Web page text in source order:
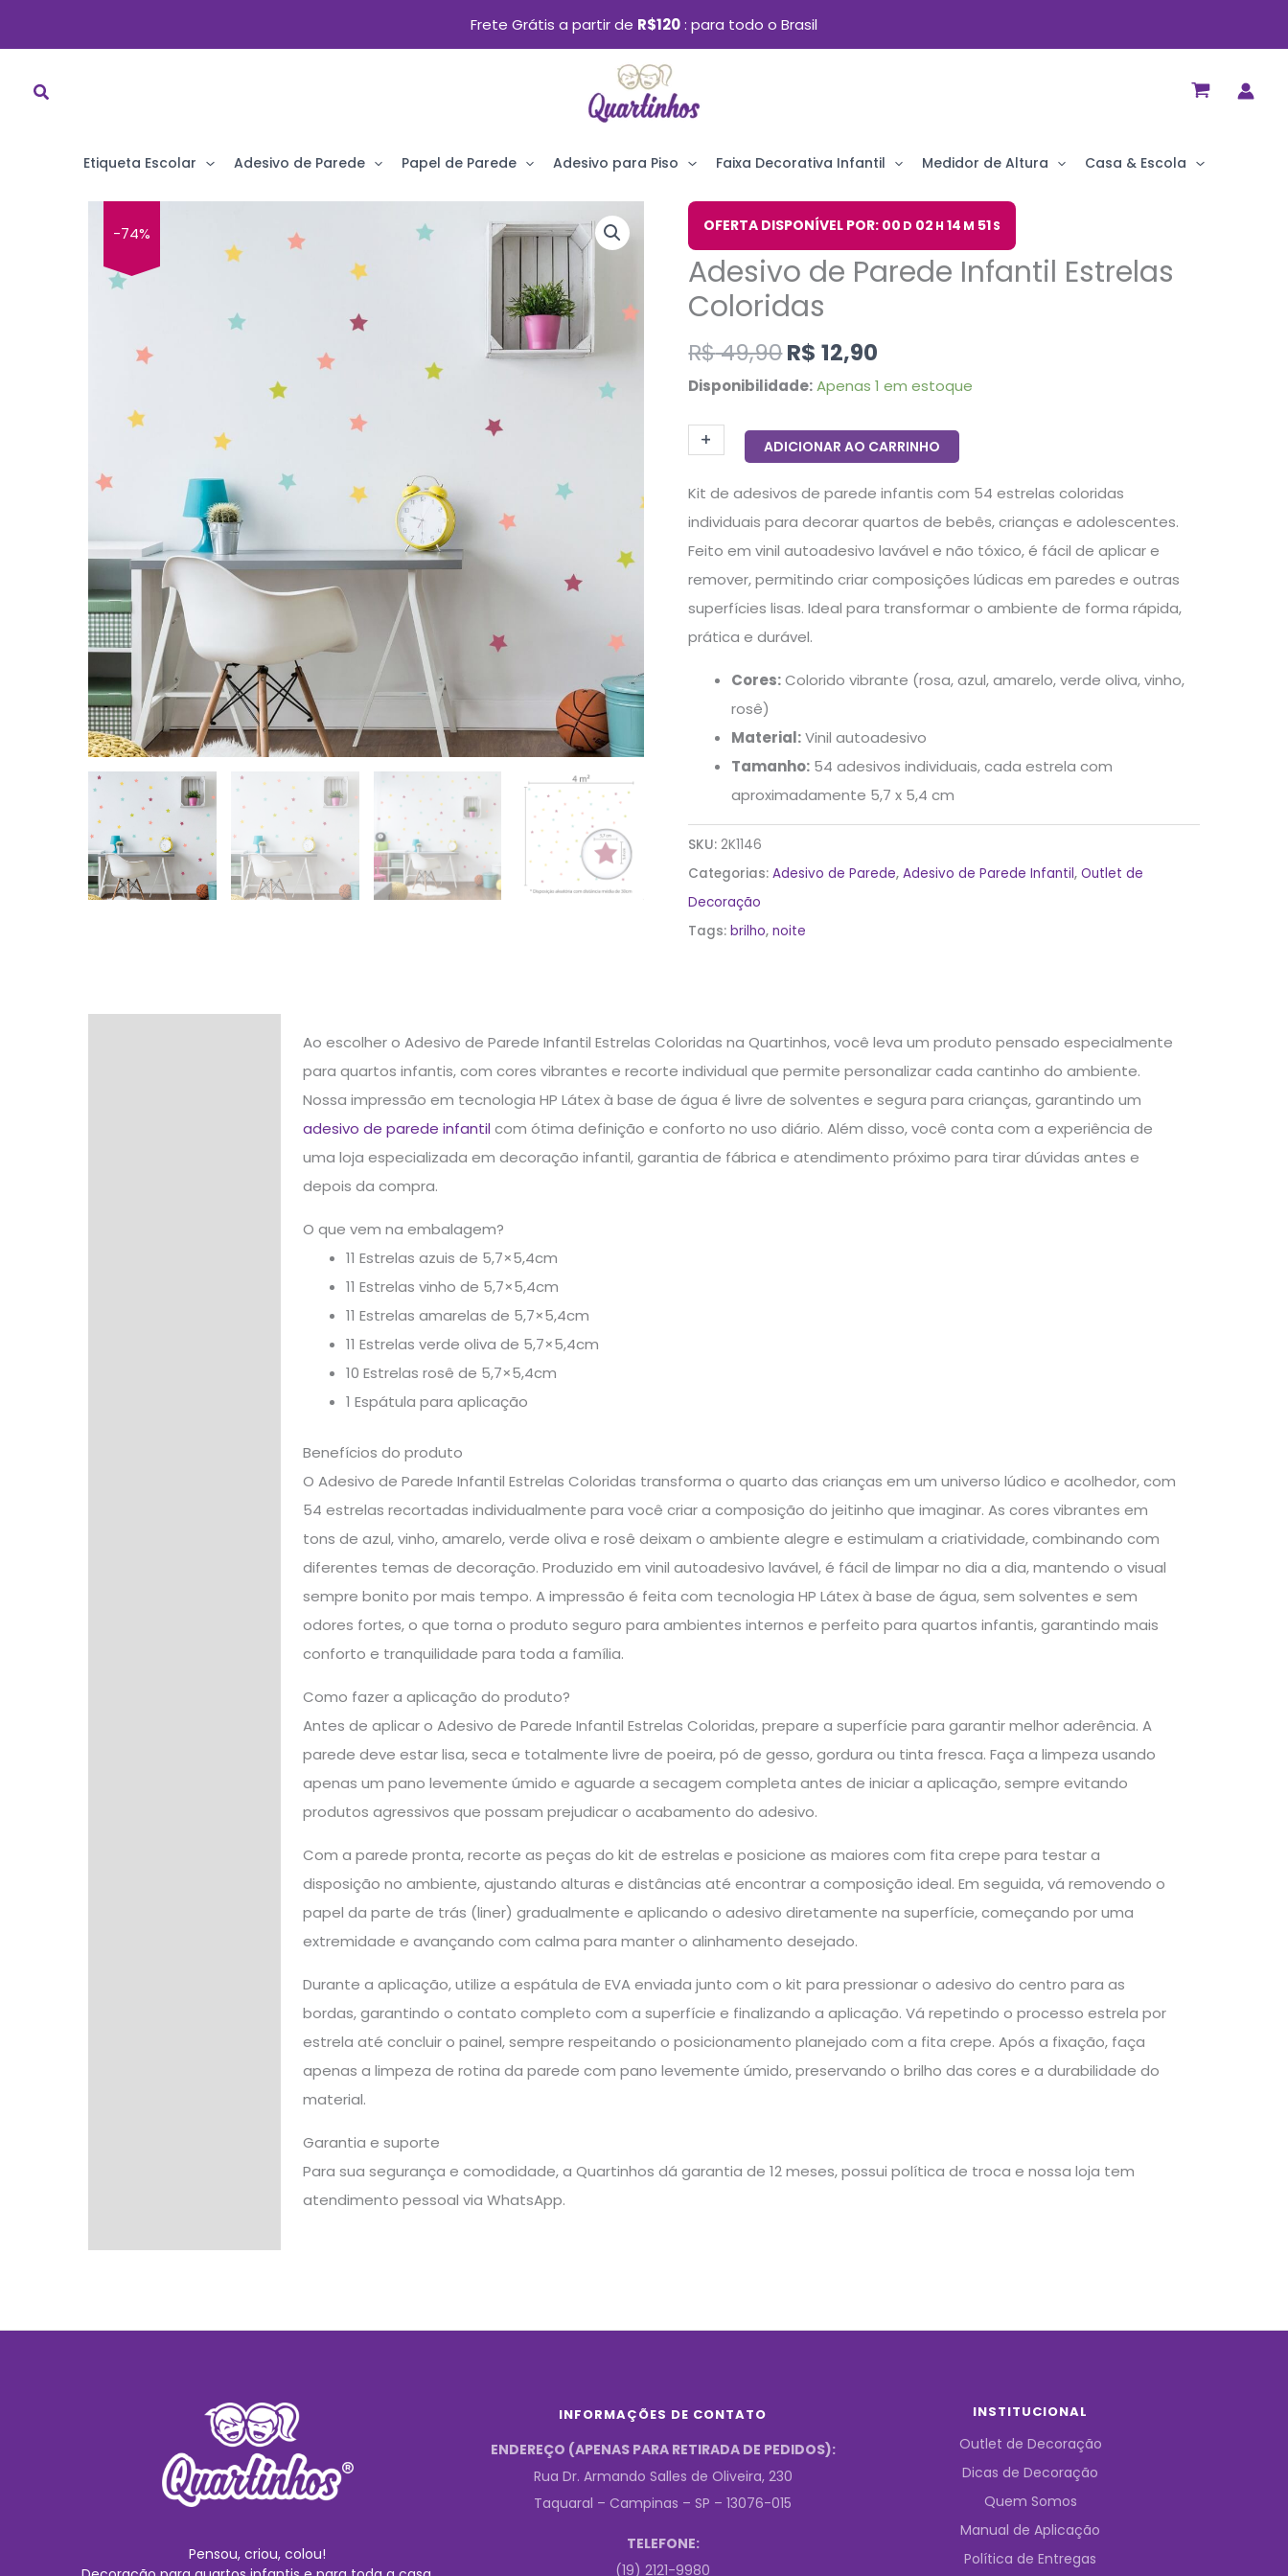
Ir
Frete Grátis a partir de R$120 para todo o Brasil
Etiqueta Escolar Adesivo de Parede Papel de Parede Adesivo para Piso Faixa Decorativa Infantil Medidor de Altura Casa & Escola
-74% OFERTA DISPONÍVEL POR: 00 D 02 H 14 M 50S
Adesivo de Parede Infantil Estrelas
Coloridas
R$49,90
O
preço
original
era:
R$ 12,90
O
preço
atual
Disponibilidade: Apenas 1 em estoque
-
Adesivo
de
Parede
Infantil
Coloridas
quantidade
+ ADICIONAR AO CARRINHO
Kit de adesivos de parede infantis com 54 estrelas coloridas
individuais para decorar quartos de bebês, crianças e adolescentes.
Feito em vinil autoadesivo lavável e não tóxico, é fácil de aplicar e
remover, permitindo criar composições lúdicas em paredes e outras
superfícies lisas. Ideal para transformar o ambiente de forma rápida,
prática e durável.
Cores:Colorido vibrante (rosa, azul, amarelo, verde oliva, vinho,
rosê)
Material:Vinil autoadesivo
Tamanho: 54 adesivos individuais, cada estrela com
aproximadamente 5,7 x 5,4 cm
SKU:2K1146
Categorias:Adesivo de Parede,Adesivo de Parede Infantil,Outlet de
Decoração
Tags:brilho,noite
Ao escolher o Adesivo de Parede Infantil Estrelas Coloridas na Quartinhos, você leva um produto pensado especialmente
para quartos infantis, com cores vibrantes e recorte individual que permite personalizar cada cantinho do ambiente.
Nossa impressão em tecnologia HP Látex à base de água é livre de solventes e segura para crianças, garantindo um
adesivo de parede infantil com ótima definição e conforto no uso diário. Além disso, você conta com a experiência de
uma loja especializada em decoração infantil, garantia de fábrica e atendimento próximo para tirar dúvidas antes e
depois da compra.
O que vem na embalagem?
11 Estrelas azuis de 5,7×5,4cm
11 Estrelas vinho de 5,7×5,4cm
11 Estrelas amarelas de 5,7×5,4cm
11 Estrelas verde oliva de 5,7×5,4cm
10 Estrelas rosê de 5,7×5,4cm
1 Espátula para aplicação
Benefícios do produto
O Adesivo de Parede Infantil Estrelas Coloridas transforma o quarto das crianças em um universo lúdico e acolhedor, com
54 estrelas recortadas individualmente para você criar a composição do jeitinho que imaginar. As cores vibrantes em
tons de azul, vinho, amarelo, verde oliva e rosê deixam o ambiente alegre e estimulam a criatividade, combinando com
diferentes temas de decoração. Produzido em vinil autoadesivo lavável, é fácil de limpar no dia a dia, mantendo o visual
sempre bonito por mais tempo. A impressão é feita com tecnologia HP Látex à base de água, sem solventes e sem
odores fortes, o que torna o produto seguro para ambientes internos e perfeito para quartos infantis, garantindo mais
conforto e tranquilidade para toda a família.
Como fazer a aplicação do produto?
Antes de aplicar o Adesivo de Parede Infantil Estrelas Coloridas, prepare a superfície para garantir melhor aderência. A
parede deve estar lisa, seca e totalmente livre de poeira, pó de gesso, gordura ou tinta fresca. Faça a limpeza usando
apenas um pano levemente úmido e aguarde a secagem completa antes de iniciar a aplicação, sempre evitando
produtos agressivos que possam prejudicar o acabamento do adesivo.
Com a parede pronta, recorte as peças do kit de estrelas e posicione as maiores com fita crepe para testar a
disposição no ambiente, ajustando alturas e distâncias até encontrar a composição ideal. Em seguida, vá removendo o
papel da parte de trás (liner) gradualmente e aplicando o adesivo diretamente na superfície, começando por uma
extremidade e avançando com calma para manter o alinhamento desejado.
Durante a aplicação, utilize a espátula de EVA enviada junto com o kit para pressionar o adesivo do centro para as
bordas, garantindo o contato completo com a superfície e finalizando a aplicação. Vá repetindo o processo estrela por
estrela até concluir o painel, sempre respeitando o posicionamento planejado com a fita crepe. Após a fixação, faça
apenas a limpeza de rotina da parede com pano levemente úmido, preservando o brilho das cores e a durabilidade do
material.
Garantia e suporte
Para sua segurança e comodidade, a Quartinhos dá garantia de 12 meses, possui política de troca e nossa loja tem
atendimento pessoal via WhatsApp.
Pensou, criou, colou!
INFORMAÇÕES DE CONTATO
ENDEREÇO (APENAS PARA RETIRADA DE PEDIDOS):
Rua Dr. Armando Salles de Oliveira, 230
Taquaral – Campinas – SP – 13076-015
TELEFONE:
(19) 2121-9980
INSTITUCIONAL
Outlet de Decoração
Dicas de Decoração
Quem Somos
Manual de Aplicação
Política de Entregas